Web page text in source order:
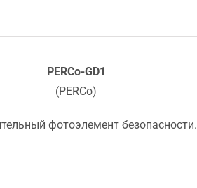
PERCo-GD1
(PERCo)
фотоэлемент безопасности.